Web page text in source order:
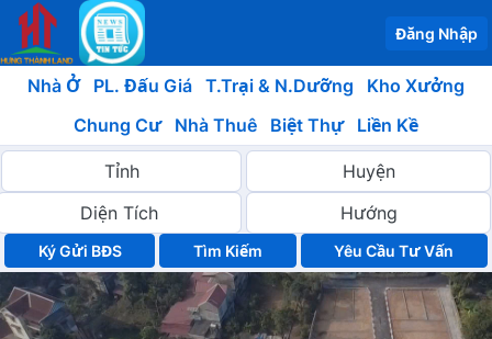
Đăng Nhập
Nhà Ở PL. Đấu Giá T.Trại & N.Dưỡng
Kho Xưởng
Chung Cư
Nhà Thuê Biệt Thự Liền Kề
Ký Gửi BĐS Yêu Cầu Tư Vấn